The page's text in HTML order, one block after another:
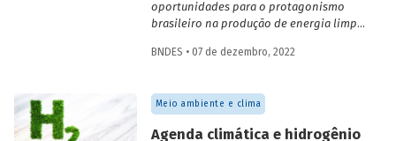
oportunidades para o protagonismo
brasileiro na produção de energia limpa
em especial como fonte de energia – em
como as vantagens comparativas do
Brasil para sua produção.
BNDES • 07 de dezembro, 2022
Meio ambiente e clima
Agenda climática e hidrogênio